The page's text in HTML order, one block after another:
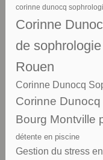
corinne dunocq
Corinne
de
Rouen
Corinne Dunocq
Corinne
Bourg Montville
détente en piscine
Gestion du stress